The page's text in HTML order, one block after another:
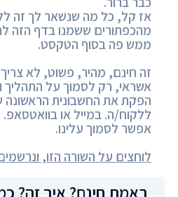
אז קל, כל מה שנשאר לך זה
מהכפתורים ששמנו בדף
ממש פה בסוף הטקסט.
זה חינם, מהיר, פשוט, לא
אשראי, רק לסמוך על התהליך
הפקת את החשבונית
ללקוח/ה. במייל או בוואטסאפ.
אפשר לסמוך עלינו.
לוחצים על השורה הזו,
באמת חינם? איך זה?